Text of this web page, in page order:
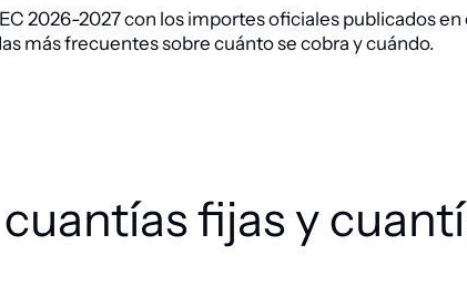
2026-2027 con los importes oficiales publicados en
más frecuentes sobre cuánto se cobra y cuándo.
fijas y